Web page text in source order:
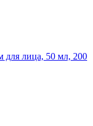
лица, 50 мл, 200